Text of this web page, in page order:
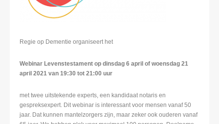
Regie op Dementie organiseert het
Webinar Levenstestament op dinsdag 6 april of woensdag 21
april 2021 van 19:30 tot 21:00 uur
met twee uitstekende experts, een kandidaat notaris en
gespreksexpert. Dit webinar is interessant voor mensen vanaf 50
jaar. Dat kunnen mantelzorgers zijn, maar zeker ook ouderen vanaf